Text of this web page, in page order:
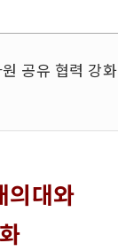
공유 협력 강화
의대와